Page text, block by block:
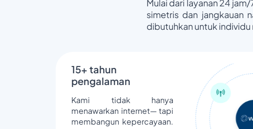
Mulai dari layanan 24
simetris dan jangkauan
dibutuhkan untuk individu
15+ tahun
pengalaman
Kami tidak hanya
menawarkan internet— tapi
membangun kepercayaan.